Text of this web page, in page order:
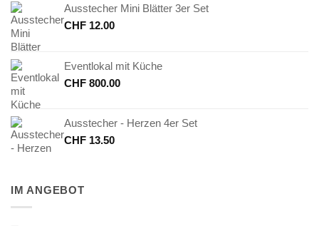
Ausstecher Mini Blätter 3er Set
CHF 12.00
Eventlokal mit Küche
CHF 800.00
Ausstecher - Herzen 4er Set
CHF 13.50
IM ANGEBOT